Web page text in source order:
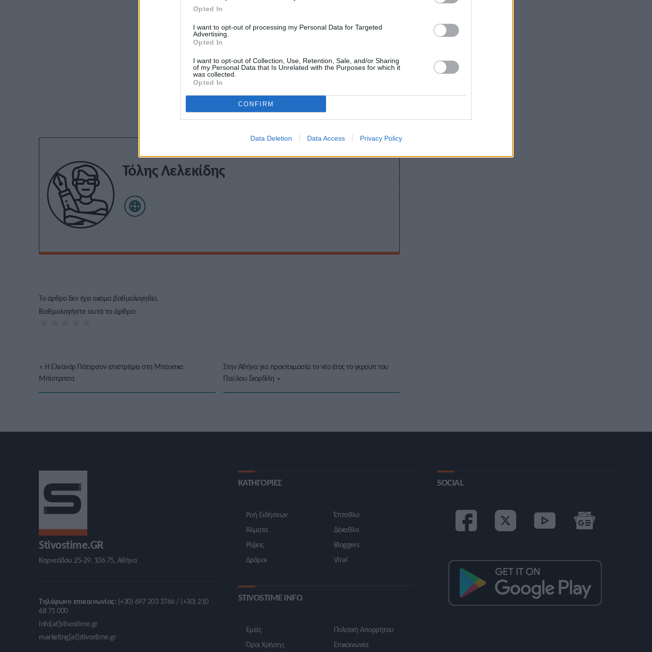
Opted In
I want to opt-out of processing my Personal Data for Targeted
Advertising.
Opted In
I want to opt-out of Collection, Use, Retention, Sale, and/or Sharing
of my Personal Data that Is Unrelated with the Purposes for which it
was collected.
Opted In
CONFIRM
Data Deletion Data Access Privacy Policy
Τόλης Λελεκίδης
Το άρθρο δεν έχει ακόμα βαθμολογηθεί.
Βαθμολογήστε αυτό το άρθρο:
« Η Ελεανόρ Πάτερσον επιστρέφει στη Μπάνσκα
Μπίστριτσα
Στην Αθήνα για προετοιμασία το νέο έτος το γκρουπ του
Παύλου Σκορδίλη »
Stivostime.GR
Καρνεάδου 25-29, 106 75, Αθήνα
Τηλέφωνο επικοινωνίας: (+30) 697 203 3766 / (+30) 210
68 71 000
info[at]stivostime.gr
marketing[at]stivostime.gr
ΚΑΤΗΓΟΡΙΕΣ
Ροή Ειδήσεων
Άλματα
Ρίψεις
Δρόμοι
Έπταθλο
Δέκαθλο
Bloggers
Viral
STIVOSTIME INFO
Εμείς
Όροι Χρήσης
Πολιτική Απορρήτου
Επικοινωνία
SOCIAL